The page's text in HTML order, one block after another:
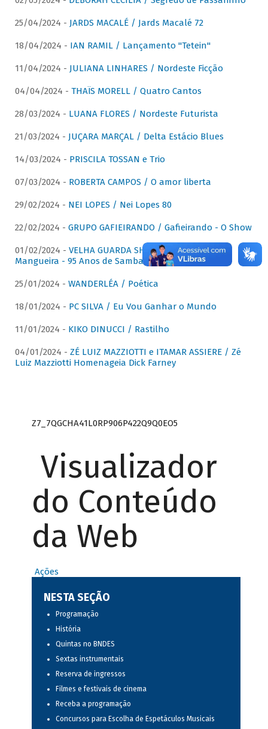
25/04/2024 - JARDS MACALÉ / Jards Macalé 72
18/04/2024 - IAN RAMIL / Lançamento "Tetein"
11/04/2024 - JULIANA LINHARES / Nordeste Ficção
04/04/2024 - THAÏS MORELL / Quatro Cantos
28/03/2024 - LUANA FLORES / Nordeste Futurista
21/03/2024 - JUÇARA MARÇAL / Delta Estácio Blues
14/03/2024 - PRISCILA TOSSAN e Trio
07/03/2024 - ROBERTA CAMPOS / O amor liberta
29/02/2024 - NEI LOPES / Nei Lopes 80
22/02/2024 - GRUPO GAFIEIRANDO / Gafieirando - O Show
01/02/2024 - VELHA GUARDA SHOW DA MANGUEIRA /
Mangueira - 95 Anos de Samba
25/01/2024 - WANDERLÉA / Poética
18/01/2024 - PC SILVA / Eu Vou Ganhar o Mundo
11/01/2024 - KIKO DINUCCI / Rastilho
04/01/2024 - ZÉ LUIZ MAZZIOTTI e ITAMAR ASSIERE / Zé
Luiz Mazziotti Homenageia Dick Farney
Z7_7QGCHA41L0RP906P422Q9Q0EO5
Visualizador
do Conteúdo
da Web
Ações
NESTA SEÇÃO
Programação
História
Quintas no BNDES
Sextas instrumentais
Reserva de ingressos
Filmes e festivais de cinema
Receba a programação
Concursos para Escolha de Espetáculos Musicais